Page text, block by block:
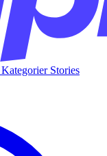
Kategorier Stories